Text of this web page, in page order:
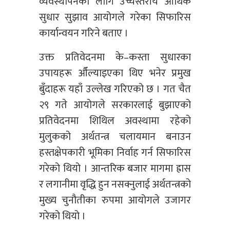
सुधार सुझाव आयोगले गरेका सिफारिस
कार्यान्वयन गरिने बताए ।
उक्त प्रतिवेदनमा के–कस्ता सुधारका
उपायहरू औँल्याइएका थिए भनेर प्रमुख
बुँदाहरू यहाँ उल्लेख गरिएको छ । गत चैत
२९ गते आयोगले सरकारलाई बुझाएको
प्रतिवेदनमा शिथिल अवस्थामा रहेको
मुलुकको अर्थतन्त्र चलायमान बनाउन
हस्तक्षेपकारी भूमिका निर्वाह गर्न सिफारिस
गरेको थियो । आन्तरिक बजार मागमा ह्रास
र लगानीमा वृद्धि हुन नसक्नुलाई अर्थतन्त्रको
मुख्य चुनौतीका रुपमा आयोगले उजागर
गरेको थियो ।